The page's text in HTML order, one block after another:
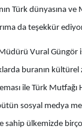
Türk dünyasına
da teşekkür
Vural Güngör
buranın kültürel
ile Türk Mutfağı
sosyal medya
sahip ülkemizde